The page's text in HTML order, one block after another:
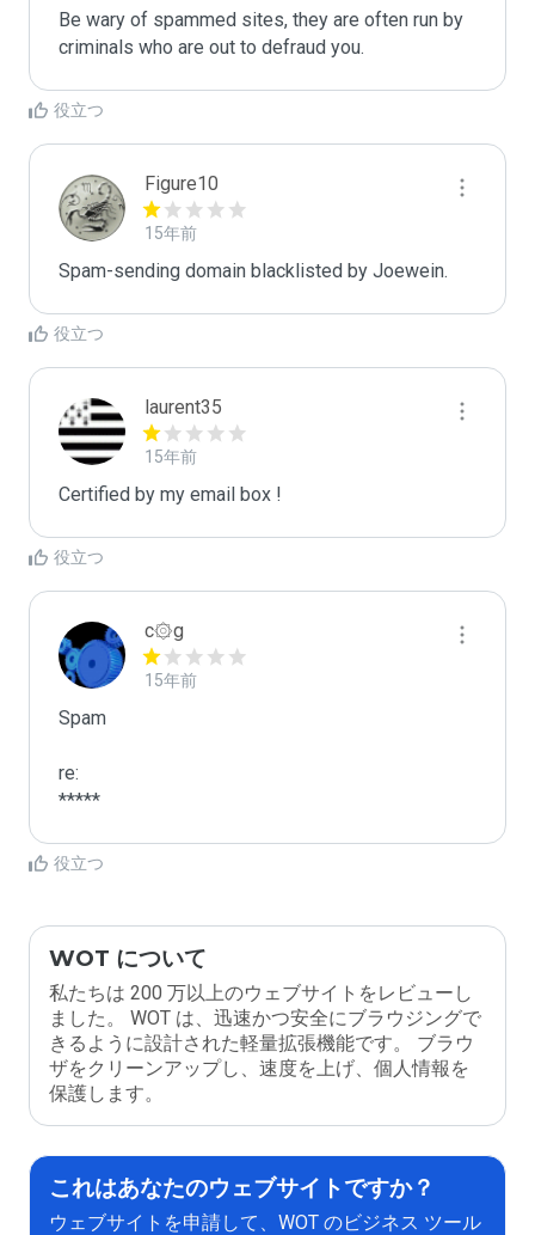
Be wary of spammed sites, they are often run by
criminals who are out to defraud you.
役立つ
Figure10
15年前
Spam-sending domain blacklisted by Joewein.
役立つ
laurent35
15年前
役立つ
c۞g
15年前
Spam
re:
*****
役立つ
WOT について
私たちは 200 万以上のウェブサイトをレビューし
ました。 WOT は、迅速かつ安全にブラウジングで
きるように設計された軽量拡張機能です。 ブラウ
ザをクリーンアップし、速度を上げ、個人情報を
保護します。
これはあなたのウェブサイトですか？
ウェブサイトを申請して、WOT のビジネス ツール